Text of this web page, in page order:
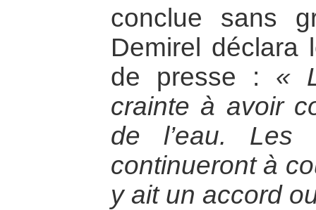
conclue sans
Demirel déclara
de presse : «
crainte à avoir
de l’eau. Les
continueront à
y ait un accord